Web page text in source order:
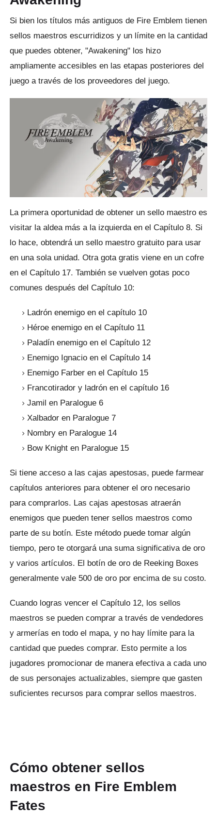
Si bien los títulos más antiguos de Fire Emblem tienen
sellos maestros escurridizos y un límite en la cantidad
que puedes obtener, "Awakening" los hizo
ampliamente accesibles en las etapas posteriores del
juego a través de los proveedores del juego.
La primera oportunidad de obtener un sello maestro es
visitar la aldea más a la izquierda en el Capítulo 8. Si
lo hace, obtendrá un sello maestro gratuito para usar
en una sola unidad. Otra gota gratis viene en un cofre
en el Capítulo 17. También se vuelven gotas poco
comunes después del Capítulo 10:
Ladrón enemigo en el capítulo 10
Héroe enemigo en el Capítulo 11
Paladín enemigo en el Capítulo 12
Enemigo Ignacio en el Capítulo 14
Enemigo Farber en el Capítulo 15
Francotirador y ladrón en el capítulo 16
Jamil en Paralogue 6
Xalbador en Paralogue 7
Nombry en Paralogue 14
Bow Knight en Paralogue 15
Si tiene acceso a las cajas apestosas, puede farmear
capítulos anteriores para obtener el oro necesario
para comprarlos. Las cajas apestosas atraerán
enemigos que pueden tener sellos maestros como
parte de su botín. Este método puede tomar algún
tiempo, pero te otorgará una suma significativa de oro
y varios artículos. El botín de oro de Reeking Boxes
generalmente vale 500 de oro por encima de su costo.
Cuando logras vencer el Capítulo 12, los sellos
maestros se pueden comprar a través de vendedores
y armerías en todo el mapa, y no hay límite para la
cantidad que puedes comprar. Esto permite a los
jugadores promocionar de manera efectiva a cada uno
de sus personajes actualizables, siempre que gasten
suficientes recursos para comprar sellos maestros.
Cómo obtener sellos
maestros en Fire Emblem
Fates